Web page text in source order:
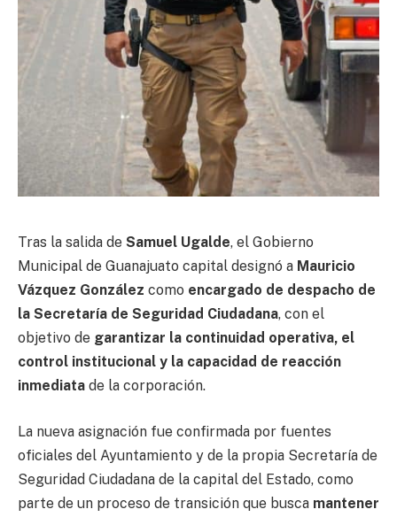
Tras la salida de Samuel Ugalde, el Gobierno
Municipal de Guanajuato capital designó a Mauricio
Vázquez González como encargado de despacho de
la Secretaría de Seguridad Ciudadana, con el
objetivo de garantizar la continuidad operativa, el
control institucional y la capacidad de reacción
inmediata de la corporación.
La nueva asignación fue confirmada por fuentes
oficiales del Ayuntamiento y de la propia Secretaría de
Seguridad Ciudadana de la capital del Estado, como
parte de un proceso de transición que busca mantener